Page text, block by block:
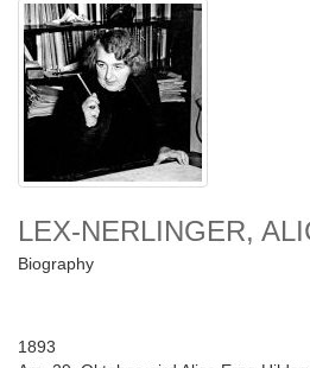
LEX-NERLINGER,
Biography
1893